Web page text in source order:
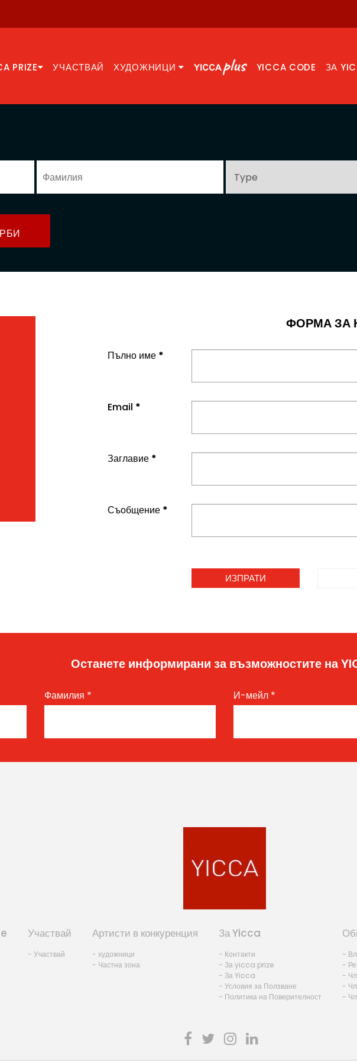
PRIZE УЧАСТВАЙ ХУДОЖНИЦИ YICCA CODE ЗА
ФОРМА ЗА
Пълно име *
Email *
Заглавие *
Съобщение *
Останете информирани за възможностите на
Фамилия * И-мейл *
Участвай
- Участвай
Артисти в конкуренция
- художници
- Частна зона
За Yicca
- Контакти
- За yicca prize
- За Yicca
- Условия за Ползване
- Политика на Поверителност
-
-
-
-
-